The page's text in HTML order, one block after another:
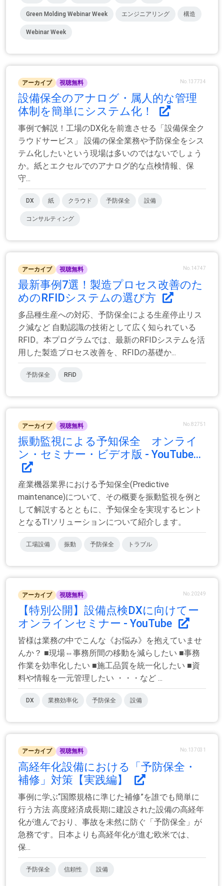
Green Molding Webinar Week エンジニアリング 構造
Webinar Week
アーカイブ 視聴無料 No.137734
設備保全のアナログ・属人的な管理
体制を簡単にシステム化！
事例で解説！工場のDX化を前進させる「設備保全ク
ラウドサービス」 設備の保全業務や予防保全をシス
テム化したいという現場は多いのではないでしょう
か。紙とエクセルでのアナログ的な点検情報、保
守...
DX 紙 クラウド 予防保全 設備
コンサルティング
アーカイブ 視聴無料 No.14747
最新事例7選！製造プロセス改善のた
めのRFIDシステムの選び方
多品種生産への対応、予防保全による生産停止リス
ク減など 自動認識の技術として広く知られている
RFID。本プログラムでは、最新のRFIDシステムを活
用した製造プロセス改善を、RFIDの基礎か...
予防保全 RFiD
アーカイブ 視聴無料 No.82751
振動監視による予知保全 オンライ
ン・セミナー・ビデオ版 - YouTube...
産業機器業界における予知保全(Predictive
maintenance)について、その概要を振動監視を例と
して解説するとともに、予知保全を実現するヒント
となるTIソリューションについて紹介します。
工場設備 振動 予防保全 トラブル
アーカイブ 視聴無料 No.20249
【特別公開】設備点検DXに向けてー
オンラインセミナー - YouTube
皆様は業務の中でこんな《お悩み》を抱えていませ
んか？ ■現場⇔事務所間の移動を減らしたい ■事務
作業を効率化したい ■施工品質を統一化したい ■資
料や情報を一元管理したい ・・・など ...
DX 業務効率化 予防保全 設備
アーカイブ 視聴無料 No.137031
高経年化設備における「予防保全・
補修」対策【実践編】
事例に学ぶ“国際規格に準じた補修”を誰でも簡単に
行う方法 高度経済成長期に建設された設備の高経年
化が進んでおり、事故を未然に防ぐ「予防保全」が
急務です。日本よりも高経年化が進む欧米では、
保...
予防保全 信頼性 設備